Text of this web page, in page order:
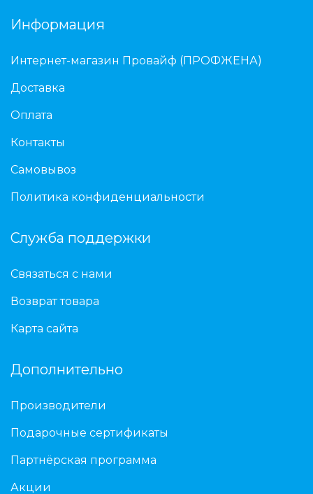
Информация
Интернет-магазин Провайф (ПРОФЖЕНА)
Доставка
Оплата
Контакты
Самовывоз
Политика конфиденциальности
Служба поддержки
Связаться с нами
Возврат товара
Карта сайта
Дополнительно
Производители
Подарочные сертификаты
Партнёрская программа
Акции